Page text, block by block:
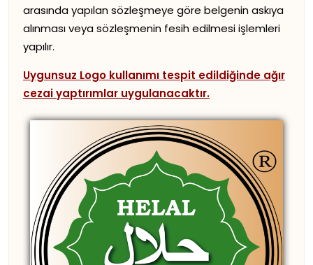
arasında yapılan sözleşmeye göre belgenin askıya
alınması veya sözleşmenin fesih edilmesi işlemleri
yapılır.
Uygunsuz Logo kullanımı tespit edildiğinde ağır
cezai yaptırımlar uygulanacaktır.